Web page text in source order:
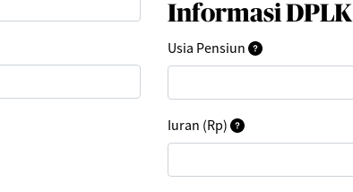
Informasi DPLK
Usia Pensiun
Iuran (Rp)